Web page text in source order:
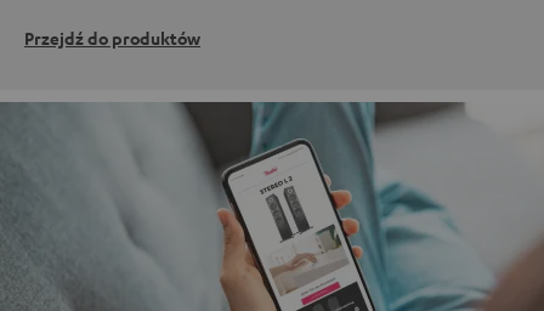
Przejdź do produktów